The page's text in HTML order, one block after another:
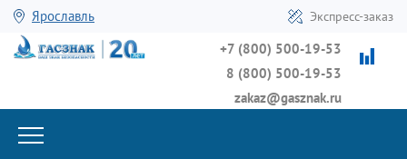
Ярославль Экспресс-заказ
+7 (800) 500-19-53
8 (800) 500-19-53
zakaz@gasznak.ru